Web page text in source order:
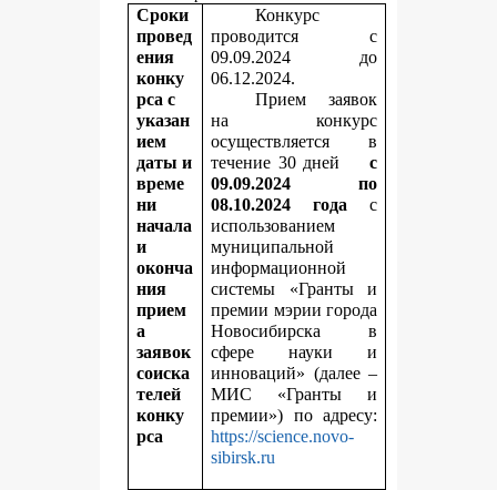
Сроки
провед
ения
конку
рса с
указан
ием
даты и
време
ни
начала
и
оконча
ния
прием
а
заявок
соиска
телей
конку
рса
Конкурс
проводится с
09.09.2024 до
06.12.2024.
Прием заявок
на конкурс
осуществляется в
течение 30 дней с
09.09.2024 по
08.10.2024 года с
использованием
муниципальной
информационной
системы «Гранты и
премии мэрии города
Новосибирска в
сфере науки и
инноваций» (далее –
МИС «Гранты и
премии») по адресу:
https://science.novo-
sibirsk.ru